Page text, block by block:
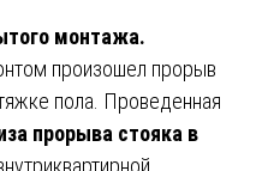
монтажа.
произошел прорыв
пола. Проведенная
прорыва стояка в